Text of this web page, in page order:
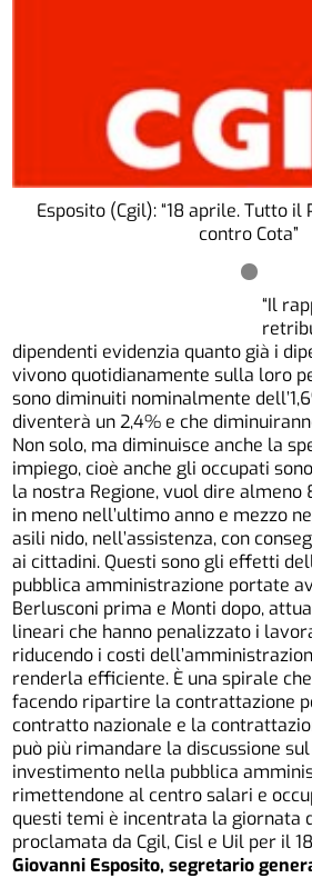
Esposito (Cgil): “18 aprile. Tutto il
contro Cota”
“Il
dipendenti evidenzia quanto già i
vivono quotidianamente sulla loro
sono diminuiti nominalmente
diventerà un 2,4% e che
Non solo, ma diminuisce anche la
impiego, cioè anche gli occupati
la nostra Regione, vuol dire
in meno nell’ultimo anno e mezzo
asili nido, nell’assistenza, con
ai cittadini. Questi sono gli effetti
pubblica amministrazione portate
Berlusconi prima e Monti dopo,
lineari che hanno penalizzato i
riducendo i costi
renderla efficiente. È una spirale
facendo ripartire la contrattazione
contratto nazionale e la
può più rimandare la discussione
investimento nella pubblica
rimettendone al centro salari e
questi temi è incentrata la giornata
proclamata da Cgil, Cisl e Uil per il
Giovanni Esposito, segretario